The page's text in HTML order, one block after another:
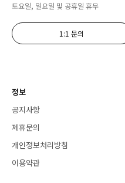
토요일, 일요일 및 공휴일 휴무
1:1 문의
정보
공지사항
제휴문의
개인정보처리방침
이용약관